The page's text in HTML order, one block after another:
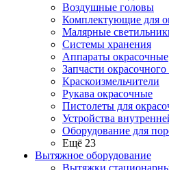
Воздушные головы
Комплектующие для
Малярные
Системы хранения
Аппараты окрасочные
Запчасти
Краскоизмельчители
Рукава окрасочные
Пистолеты для
Устройства
Оборудование для
Ещё 23
Вытяжное оборудование
Вытяжки